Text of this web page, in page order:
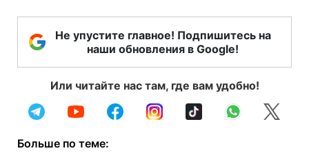
Не упустите главное! Подпишитесь на
наши обновления в Google!
Или читайте нас там, где вам удобно!
Больше по теме: